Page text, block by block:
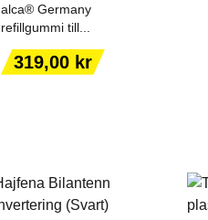
alca® Germany
refillgummi till...
Pris
319,00 kr
LÄGG TILL I
VARUKORGEN